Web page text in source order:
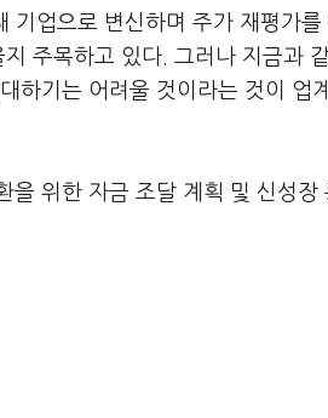
기업으로 변신하며 주가 재평가를
주목하고 있다. 그러나 지금과
하기는 어려울 것이라는 것이 업
을 위한 자금 조달 계획 및 신성장